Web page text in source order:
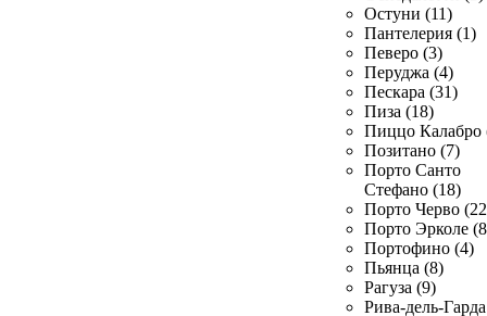
Остуни (11)
Пантелерия (1)
Певеро (3)
Перуджа (4)
Пескара (31)
Пиза (18)
Пиццо Калабро
Позитано (7)
Порто Санто
Стефано (18)
Порто Черво
Порто Эрколе
Портофино (4)
Пьянца (8)
Рагуза (9)
Рива-дель-